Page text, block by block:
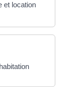
et location